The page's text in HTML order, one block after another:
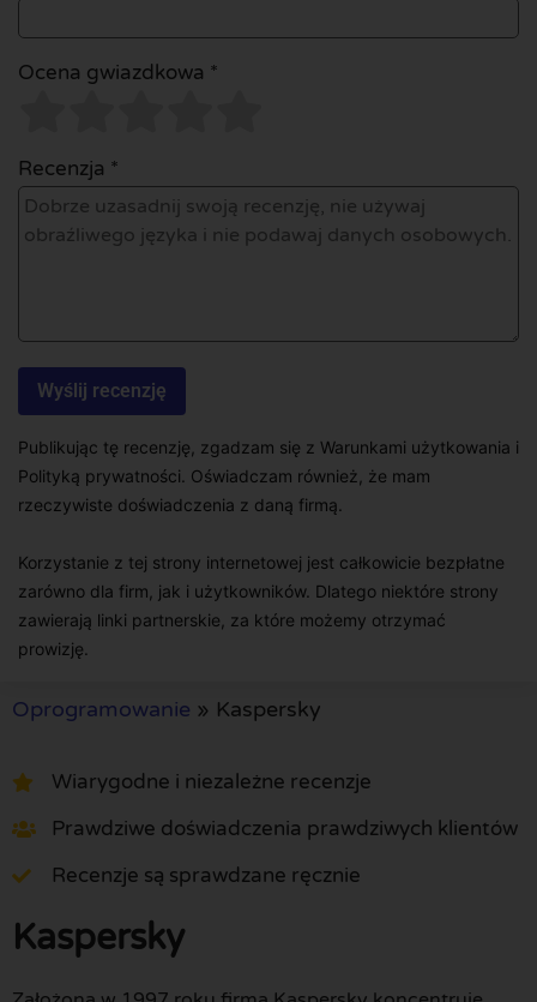
Ocena gwiazdkowa *
Recenzja *
Publikując tę recenzję, zgadzam się z Warunkami użytkowania i
Polityką prywatności. Oświadczam również, że mam
rzeczywiste doświadczenia z daną firmą.
Korzystanie z tej strony internetowej jest całkowicie bezpłatne
zarówno dla firm, jak i użytkowników. Dlatego niektóre strony
zawierają linki partnerskie, za które możemy otrzymać
prowizję.
Oprogramowanie » Kaspersky
Wiarygodne i niezależne recenzje
Prawdziwe doświadczenia prawdziwych klientów
Recenzje są sprawdzane ręcznie
Kaspersky